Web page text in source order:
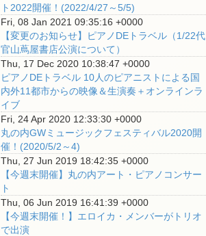
ト2022開催！(2022/4/27～5/5)
Fri, 08 Jan 2021 09:35:16 +0000
【変更のお知らせ】ピアノDEトラベル（1/22代
官山蔦屋書店公演について）
Thu, 17 Dec 2020 10:38:47 +0000
ピアノDEトラベル 10人のピアニストによる国
内外11都市からの映像＆生演奏＋オンラインラ
イブ
Fri, 24 Apr 2020 12:33:30 +0000
丸の内GWミュージックフェスティバル2020開
催！(2020/5/2～4)
Thu, 27 Jun 2019 18:42:35 +0000
【今週末開催】丸の内アート・ピアノコンサー
ト
Thu, 06 Jun 2019 16:41:39 +0000
【今週末開催！】エロイカ・メンバーがトリオ
で出演